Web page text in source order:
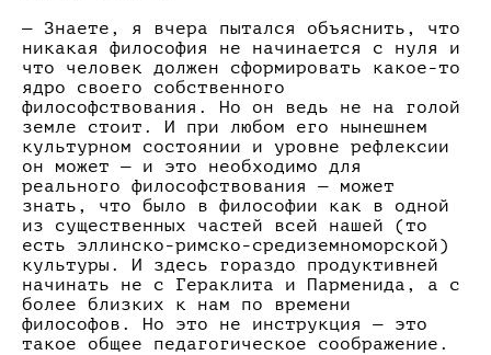
— Знаете, я вчера пытался объяснить, что
никакая философия не начинается с нуля и
что человек должен сформировать какое-то
ядро своего собственного
философствования. Но он ведь не на голой
земле стоит. И при любом его нынешнем
культурном состоянии и уровне рефлексии
он может — и это необходимо для
реального философствования — может
знать, что было в философии как в одной
из существенных частей всей нашей (то
есть эллинско-римско-средиземноморской)
культуры. И здесь гораздо продуктивней
начинать не с Гераклита и Парменида, а с
более близких к нам по времени
философов. Но это не инструкция — это
такое общее педагогическое соображение.